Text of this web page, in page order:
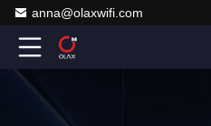
anna@olaxwifi.com